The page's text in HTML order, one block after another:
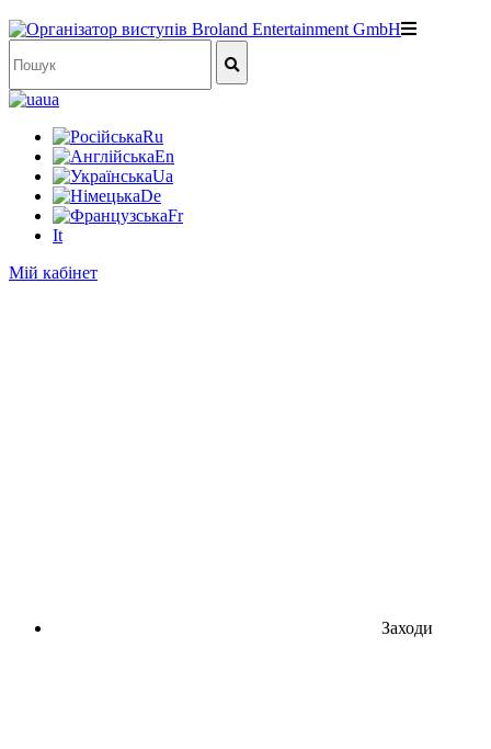
ua
Ru
En
Ua
De
Fr
It
Мій кабінет
Заходи